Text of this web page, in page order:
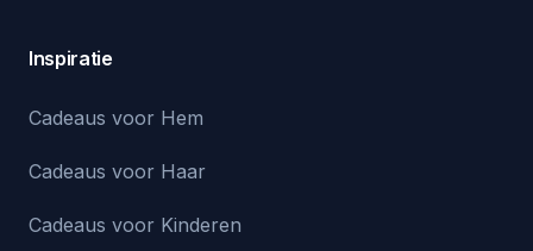
Inspiratie
Cadeaus voor Hem
Cadeaus voor Haar
Cadeaus voor Kinderen